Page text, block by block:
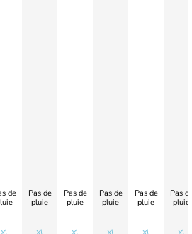
de
Pas de
pluie
Pas de
pluie
Pas de
pluie
Pas de
pluie
Pas
pluie